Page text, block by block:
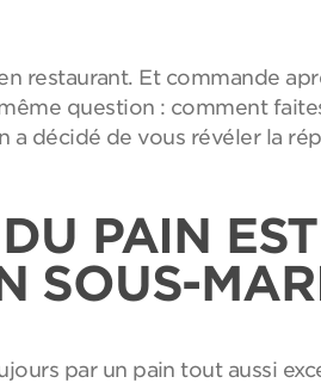
restaurant. Et commande
question : comment
a décidé de vous révéler la
PAIN
SOUS-
par un pain tout aussi